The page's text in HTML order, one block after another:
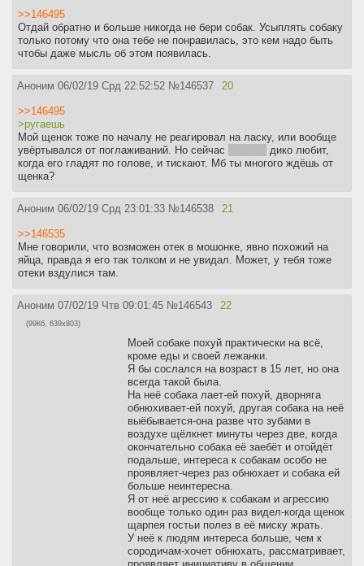
>>146495
Отдай обратно и больше никогда не бери собак. Усыплять собаку
только потому что она тебе не понравилась, это кем надо быть
чтобы даже мысль об этом появилась.
Аноним 06/02/19 Срд 22:52:52 №146537 20
>>146495
>ругаешь
Мой щенок тоже по началу не реагировал на ласку, или вообще
увёртывался от поглаживаний. Но сейчас
дико любит,
когда его гладят по голове, и тискают. Мб ты многого ждёшь от
щенка?
Аноним 06/02/19 Срд 23:01:33 №146538 21
>>146535
Мне говорили, что возможен отек в мошонке, явно похожий на
яйца, правда я его так толком и не увидал. Может, у тебя тоже
отеки вздулися там.
Аноним 07/02/19 Чтв 09:01:45 №146543 22
(99Кб, 639x803)
Моей собаке похуй практически на всё,
кроме еды и своей лежанки.
Я бы сослался на возраст в 15 лет, но она
всегда такой была.
На неё собака лает-ей похуй, дворняга
обнюхивает-ей похуй, другая собака на неё
выёбывается-она разве что зубами в
воздухе щёлкнет минуты через две, когда
окончательно собака её заебёт и отойдёт
подальше, интереса к собакам особо не
проявляет-через раз обнюхает и собака ей
больше неинтересна.
Я от неё агрессию к собакам и агрессию
вообще только один раз видел-когда щенок
щарпея гостьи полез в её миску жрать.
У неё к людям интереса больше, чем к
сородичам-хочет обнюхать, рассматривает,